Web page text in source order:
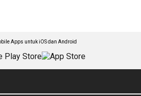
Apps untuk iOS dan Android